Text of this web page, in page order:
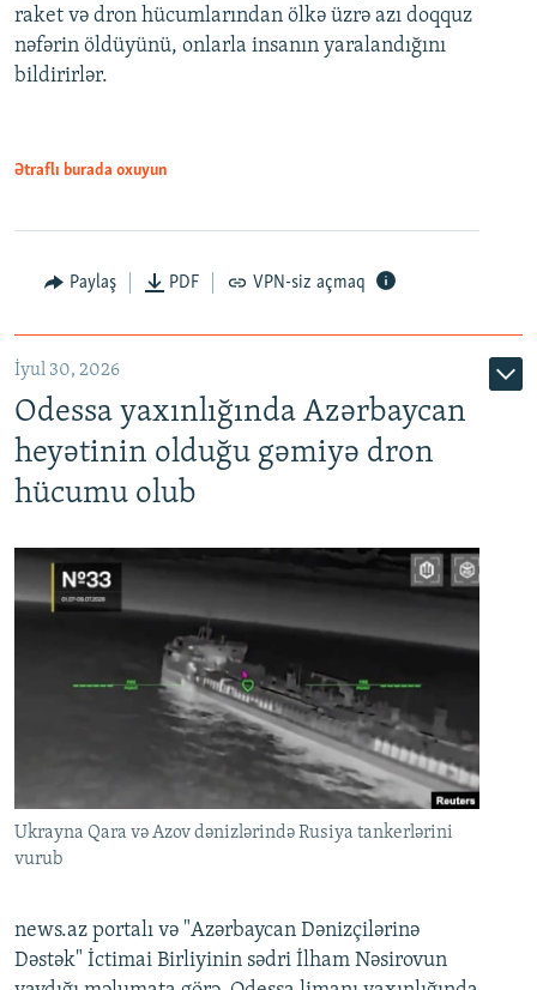
raket və dron hücumlarından ölkə üzrə azı doqquz
nəfərin öldüyünü, onlarla insanın yaralandığını
bildirirlər.
Ətraflı burada oxuyun
Paylaş PDF VPN-siz açmaq
İyul 30, 2026
Odessa yaxınlığında Azərbaycan
heyətinin olduğu gəmiyə dron
hücumu olub
Ukrayna Qara və Azov dənizlərində Rusiya tankerlərini
vurub
news.az portalı və "Azərbaycan Dənizçilərinə
Dəstək" İctimai Birliyinin sədri İlham Nəsirovun